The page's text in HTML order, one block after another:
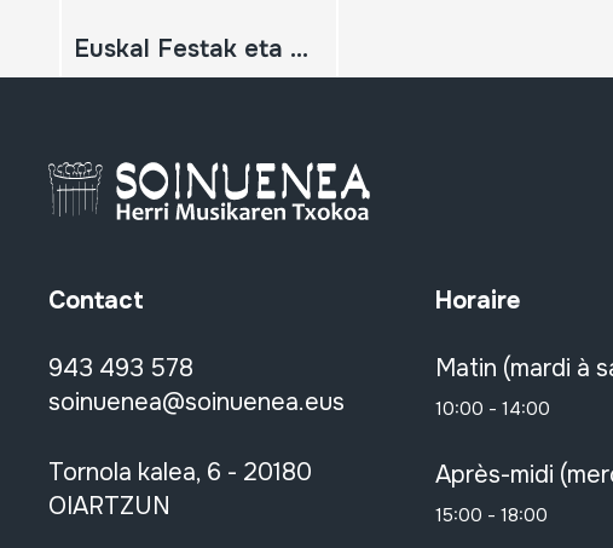
Euskal Festak eta euskal kultura
Contact
943 493 578
soinuenea@soinuenea.eus
Tornola kalea, 6 - 20180
OIARTZUN
Horaire
Matin (mardi à
10:00 - 14:00
Après-midi
15:00 - 18:00